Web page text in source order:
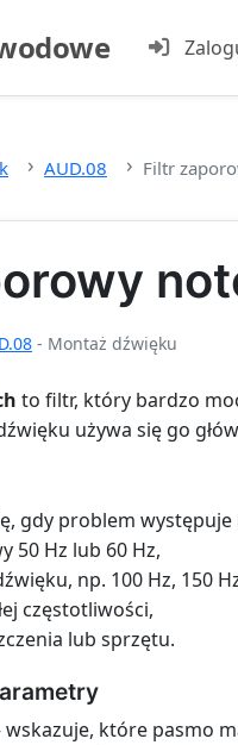
AUD.08 Filtr
- Montaż dźwięku
to filtr, który bardzo
używa się go
gdy problem
50 Hz lub 60 Hz,
np. 100 Hz, 150
częstotliwości,
lub sprzętu.
wskazuje, które pasmo